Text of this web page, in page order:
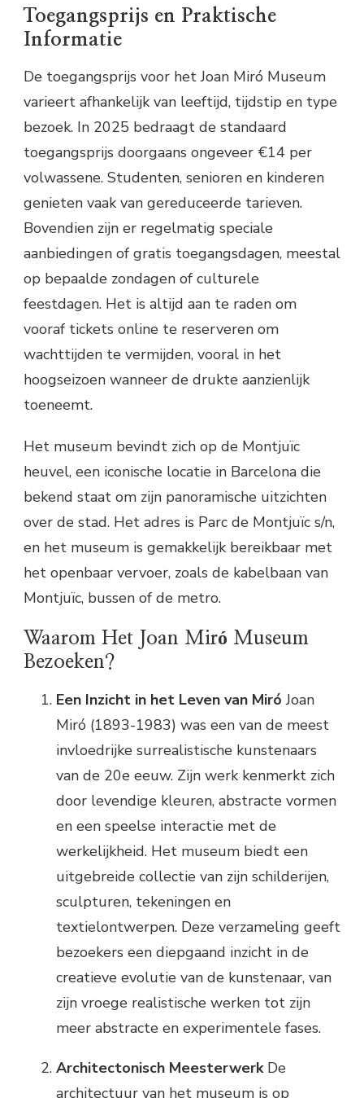
Toegangsprijs en Praktische
Informatie
De toegangsprijs voor het Joan Miró Museum
varieert afhankelijk van leeftijd, tijdstip en type
bezoek. In 2025 bedraagt de standaard
toegangsprijs doorgaans ongeveer €14 per
volwassene. Studenten, senioren en kinderen
genieten vaak van gereduceerde tarieven.
Bovendien zijn er regelmatig speciale
aanbiedingen of gratis toegangsdagen, meestal
op bepaalde zondagen of culturele
feestdagen. Het is altijd aan te raden om
vooraf tickets online te reserveren om
wachttijden te vermijden, vooral in het
hoogseizoen wanneer de drukte aanzienlijk
toeneemt.
Het museum bevindt zich op de Montjuïc
heuvel, een iconische locatie in Barcelona die
bekend staat om zijn panoramische uitzichten
over de stad. Het adres is Parc de Montjuïc s/n,
en het museum is gemakkelijk bereikbaar met
het openbaar vervoer, zoals de kabelbaan van
Montjuïc, bussen of de metro.
Waarom Het Joan Miró Museum
Bezoeken?
Een Inzicht in het Leven van Miró Joan
Miró (1893-1983) was een van de meest
invloedrijke surrealistische kunstenaars
van de 20e eeuw. Zijn werk kenmerkt zich
door levendige kleuren, abstracte vormen
en een speelse interactie met de
werkelijkheid. Het museum biedt een
uitgebreide collectie van zijn schilderijen,
sculpturen, tekeningen en
textielontwerpen. Deze verzameling geeft
bezoekers een diepgaand inzicht in de
creatieve evolutie van de kunstenaar, van
zijn vroege realistische werken tot zijn
meer abstracte en experimentele fases.
Architectonisch MeesterwerkDe
architectuur van het museum is op